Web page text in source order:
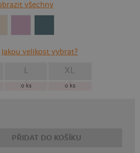
všechny
Jakou velikost vybrat?
L
0 ks
XL
0 ks
PŘIDAT DO KOŠÍKU